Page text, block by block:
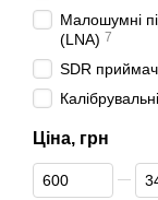
Малошумні
(LNA) 7
SDR
Ціна, грн
Від Ціна, грн
До Ціна, грн